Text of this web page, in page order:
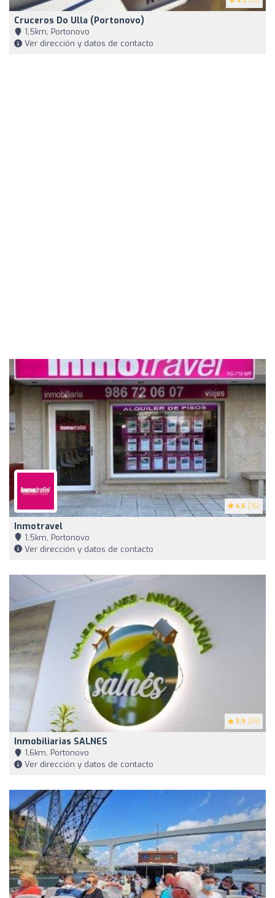
Cruceros Do Ulla (Portonovo)
1,5km, Portonovo
Ver dirección y datos de contacto
4.6 (76)
Inmotravel
1,5km, Portonovo
Ver dirección y datos de contacto
3.9 (24)
Inmobiliarias SALNES
1,6km, Portonovo
Ver dirección y datos de contacto